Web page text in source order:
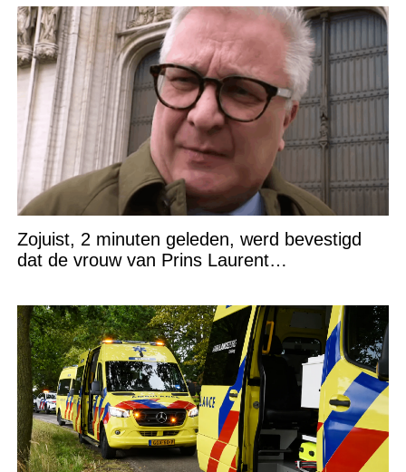
Zojuist, 2 minuten geleden, werd bevestigd
dat de vrouw van Prins Laurent…